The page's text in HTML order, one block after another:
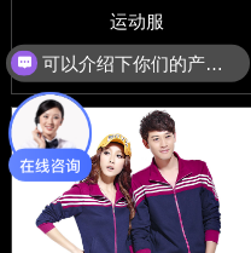
运动服
支持特殊定制 查看更多>>